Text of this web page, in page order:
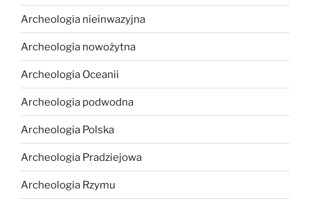
Archeologia nieinwazyjna
Archeologia nowożytna
Archeologia Oceanii
Archeologia podwodna
Archeologia Polska
Archeologia Pradziejowa
Archeologia Rzymu